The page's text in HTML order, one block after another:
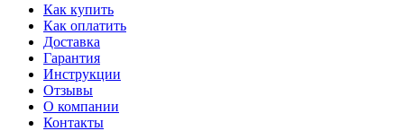
Как купить
Как оплатить
Доставка
Гарантия
Инструкции
Отзывы
О компании
Контакты